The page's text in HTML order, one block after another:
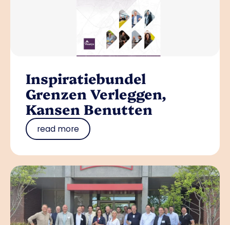
Inspiratiebundel
Grenzen Verleggen,
Kansen Benutten
read more